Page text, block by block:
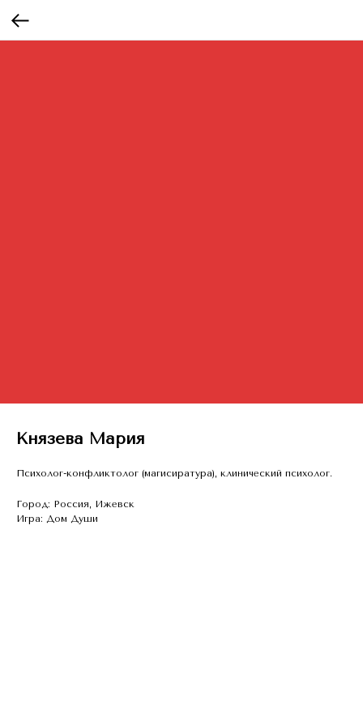
Князева Мария
Психолог-конфликтолог (магисиратура), клинический психолог.
Город: Россия, Ижевск
Игра: Дом Души